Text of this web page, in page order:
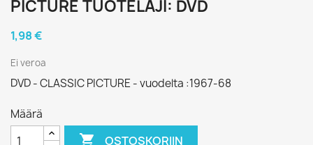
PICTURE TUOTELAJI: DVD
1,98 €
Ei veroa
DVD - CLASSIC PICTURE - vuodelta :1967-68
Määrä
 OSTOSKORIIN